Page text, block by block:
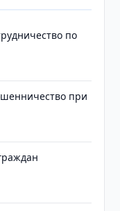
по
при